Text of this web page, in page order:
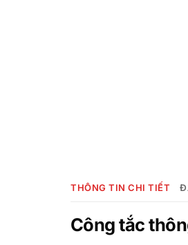
THÔNG TIN CHI TIẾT
Công tắc